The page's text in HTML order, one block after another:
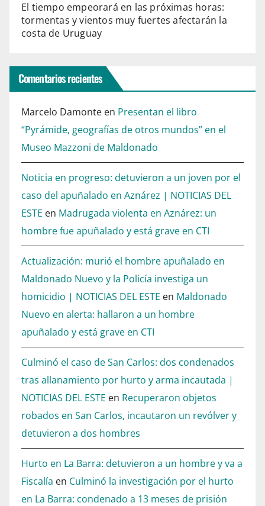
El tiempo empeorará en las próximas horas:
tormentas y vientos muy fuertes afectarán la
costa de Uruguay
Comentarios recientes
Marcelo Damonte en Presentan el libro
“Pyrámide, geografías de otros mundos” en el
Museo Mazzoni de Maldonado
Noticia en progreso: detuvieron a un joven por el
caso del apuñalado en Aznárez | NOTICIAS DEL
ESTE en Madrugada violenta en Aznárez: un
hombre fue apuñalado y está grave en CTI
Actualización: murió el hombre apuñalado en
Maldonado Nuevo y la Policía investiga un
homicidio | NOTICIAS DEL ESTE en Maldonado
Nuevo en alerta: hallaron a un hombre
apuñalado y está grave en CTI
Culminó el caso de San Carlos: dos condenados
tras allanamiento por hurto y arma incautada |
NOTICIAS DEL ESTE en Recuperaron objetos
robados en San Carlos, incautaron un revólver y
detuvieron a dos hombres
Hurto en La Barra: detuvieron a un hombre y va a
Fiscalía en Culminó la investigación por el hurto
en La Barra: condenado a 13 meses de prisión